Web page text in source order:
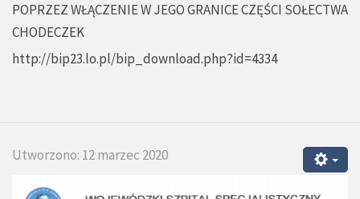
POPRZEZ WŁĄCZENIE W JEGO GRANICE CZĘŚCI SOŁECTWA
CHODECZEK
http://bip23.lo.pl/bip_download.php?id=4334
Utworzono: 12 marzec 2020